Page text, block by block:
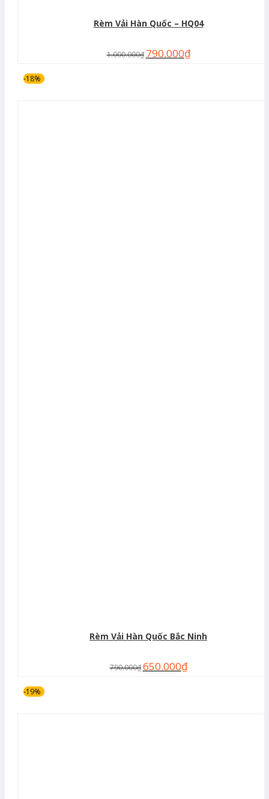
Rèm Vải Hàn Quốc – HQ04
1.000.000₫ 790.000₫
-18%
Rèm Vải Hàn Quốc Bắc Ninh
790.000₫ 650.000₫
-19%